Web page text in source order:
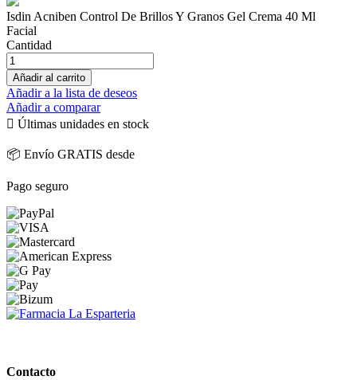
Isdin Acniben Control De Brillos Y Granos Gel Crema 40 Ml
Facial
Cantidad
Añadir al carrito
Añadir a la lista de deseos
Añadir a comparar
 Últimas unidades en stock
📦 Envío GRATIS desde
Pago seguro
Contacto